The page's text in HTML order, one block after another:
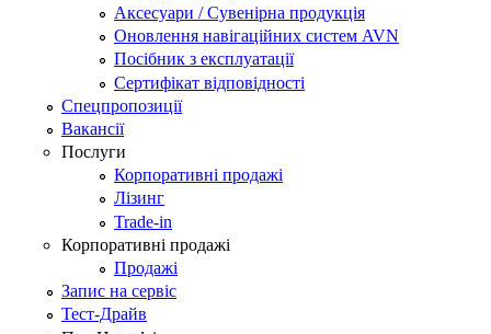
Аксесуари / Сувенірна продукція
Оновлення навігаційних систем AVN
Посібник з експлуатації
Сертифікат відповідності
Спецпропозиції
Вакансії
Послуги
Корпоративні продажі
Лізинг
Trade-in
Корпоративні продажі
Продажі
Запис на сервіс
Тест-Драйв